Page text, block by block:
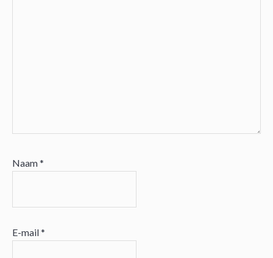
Naam*
E-mail*